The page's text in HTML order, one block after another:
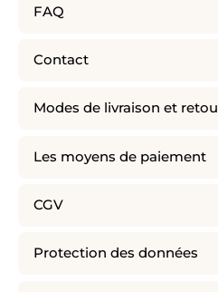
FAQ
Contact
Modes de livraison et
Les moyens de paiement
CGV
Protection des données